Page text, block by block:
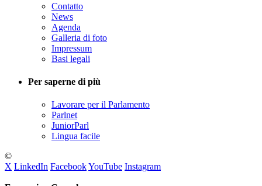
Contatto
News
Agenda
Galleria di foto
Impressum
Basi legali
Per saperne di più
Lavorare per il Parlamento
Parlnet
JuniorParl
Lingua facile
©
X LinkedIn FacebookYouTube Instagram